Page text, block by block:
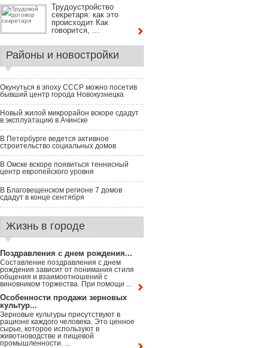
Трудоустройство
секретаря: как это
происходит Как
говорится, ...
Районы и новостройки
Окунуться в эпоху СССР можно посетив
бывший центр города Новокузнецка
Новый жилой микрорайон вскоре сдадут
в эксплуатацию в Ачинске
В Петербурге ведется активное
строительство социальных домов
В Омске вскоре появиться теннисный
центр европейского уровня
В Благовещенском регионе 7 домов
сдадут в конце сентября
Жизнь в городе
Поздравления с днем рождения...
Составление поздравления с днем
рождения зависит от понимания стиля
общения и взаимоотношений с
виновником торжества. При помощи ...
Особенности продажи зерновых
культур...
Зерновые культуры присутствуют в
рационе каждого человека. Это ценное
сырье, которое используют в
животноводстве и пищевой
промышленности. ...